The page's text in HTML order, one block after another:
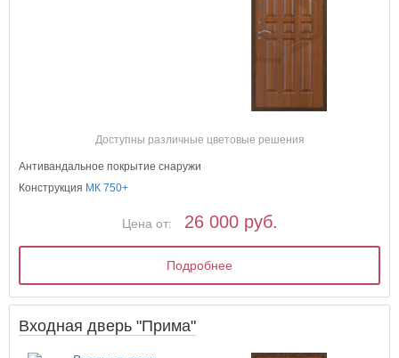
Доступны различные цветовые решения
Антивандальное покрытие снаружи
Конструкция МК 750+
Цена от: 26 000 руб.
Подробнее
Входная дверь "Прима"